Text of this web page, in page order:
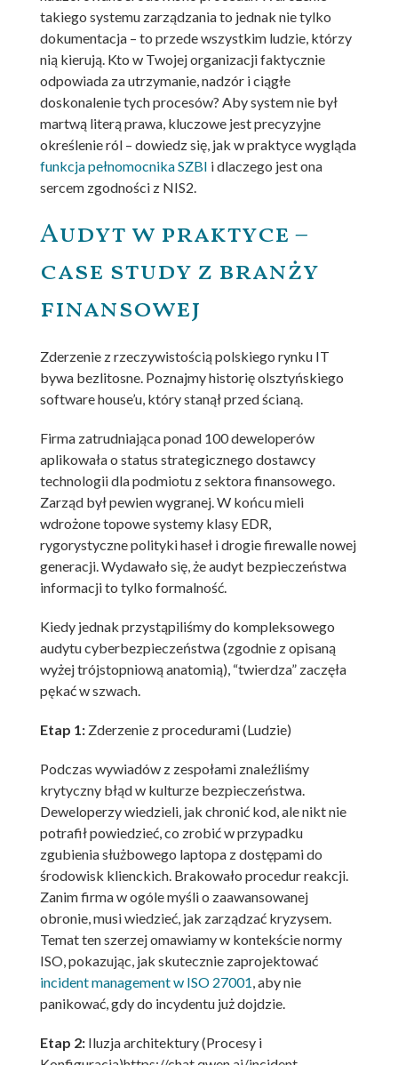
takiego systemu zarządzania to jednak nie tylko
dokumentacja – to przede wszystkim ludzie, którzy
nią kierują. Kto w Twojej organizacji faktycznie
odpowiada za utrzymanie, nadzór i ciągłe
doskonalenie tych procesów? Aby system nie był
martwą literą prawa, kluczowe jest precyzyjne
określenie ról – dowiedz się, jak w praktyce wygląda
funkcja pełnomocnika SZBI i dlaczego jest ona
sercem zgodności z NIS2.
Audyt w praktyce –
case study z branży
finansowej
Zderzenie z rzeczywistością polskiego rynku IT
bywa bezlitosne. Poznajmy historię olsztyńskiego
software house’u, który stanął przed ścianą.
Firma zatrudniająca ponad 100 deweloperów
aplikowała o status strategicznego dostawcy
technologii dla podmiotu z sektora finansowego.
Zarząd był pewien wygranej. W końcu mieli
wdrożone topowe systemy klasy EDR,
rygorystyczne polityki haseł i drogie firewalle nowej
generacji. Wydawało się, że audyt bezpieczeństwa
informacji to tylko formalność.
Kiedy jednak przystąpiliśmy do kompleksowego
audytu cyberbezpieczeństwa (zgodnie z opisaną
wyżej trójstopniową anatomią), “twierdza” zaczęła
pękać w szwach.
Etap 1: Zderzenie z procedurami (Ludzie)
Podczas wywiadów z zespołami znaleźliśmy
krytyczny błąd w kulturze bezpieczeństwa.
Deweloperzy wiedzieli, jak chronić kod, ale nikt nie
potrafił powiedzieć, co zrobić w przypadku
zgubienia służbowego laptopa z dostępami do
środowisk klienckich. Brakowało procedur reakcji.
Zanim firma w ogóle myśli o zaawansowanej
obronie, musi wiedzieć, jak zarządzać kryzysem.
Temat ten szerzej omawiamy w kontekście normy
ISO, pokazując, jak skutecznie zaprojektować
incident management w ISO 27001, aby nie
panikować, gdy do incydentu już dojdzie.
Etap 2: Iluzja architektury (Procesy i